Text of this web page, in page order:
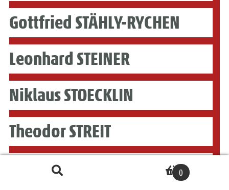
Gottfried STÄHLY-RYCHEN
Leonhard STEINER
Niklaus STOECKLIN
Theodor STREIT
Geneviève TERVER-NOËL
0